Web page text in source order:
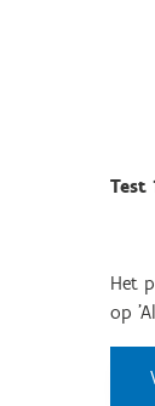
Test
Het
op